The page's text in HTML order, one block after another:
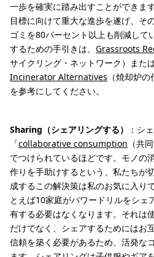
一歩を確実に踏み出すことができま
目標に向けて重大な進歩を遂げ、そ
ゴミを80パーセント以上も削減して
するための手引きは、 Grassroots
サイクリング・ネットワーク）また
Incinerator Alternatives （焼却炉
を参考にしてください。
Sharing（シェアリングする）
：シ
「collaborative consumption （共
でつけられているほどです。モノの
作りを手助けするという、私たちが
成するこの解決策は私のお気に入り
とえば10家庭がパワードリルをシェ
有する必要はなくなります。それは
だけでなく、シェアするためにはお
信頼を築く必要があるため、活発な